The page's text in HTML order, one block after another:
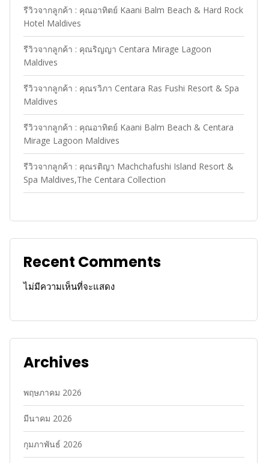
รีวิวจากลูกค้า : คุณอาทิตย์ Kaani Balm Beach & Hard Rock
Hotel Maldives
รีวิวจากลูกค้า : คุณริญญา Centara Mirage Lagoon
Maldives
รีวิวจากลูกค้า : คุณรวิภา Centara Ras Fushi Resort & Spa
Maldives
รีวิวจากลูกค้า : คุณอาทิตย์ Kaani Balm Beach & Centara
Mirage Lagoon Maldives
รีวิวจากลูกค้า : คุณรติญา Machchafushi Island Resort &
Spa Maldives,The Centara Collection
Recent Comments
ไม่มีความเห็นที่จะแสดง
Archives
พฤษภาคม 2026
มีนาคม 2026
กุมภาพันธ์ 2026